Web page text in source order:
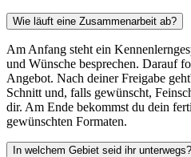
Wie läuft eine Zusammenarbeit ab?
Am Anfang steht ein
und Wünsche besprechen. Darauf
Angebot. Nach deiner Freigabe
Schnitt und, falls gewünscht,
dir. Am Ende bekommst du dein
gewünschten Formaten.
In welchem Gebiet seid ihr unterwegs?